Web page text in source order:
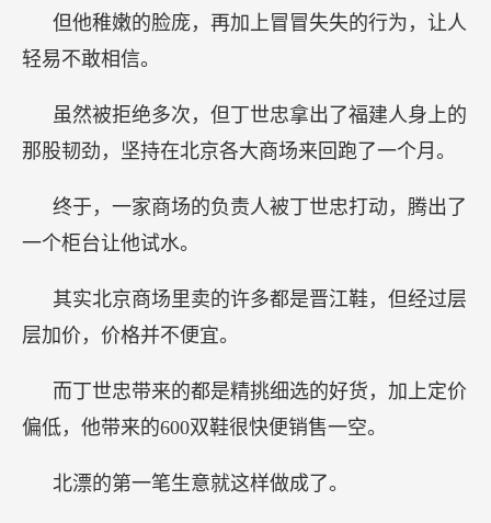
但他稚嫩的脸庞，再加上冒冒失失的行为，让人
轻易不敢相信。
虽然被拒绝多次，但丁世忠拿出了福建人身上的
那股韧劲，坚持在北京各大商场来回跑了一个月。
终于，一家商场的负责人被丁世忠打动，腾出了
一个柜台让他试水。
其实北京商场里卖的许多都是晋江鞋，但经过层
层加价，价格并不便宜。
而丁世忠带来的都是精挑细选的好货，加上定价
偏低，他带来的600双鞋很快便销售一空。
北漂的第一笔生意就这样做成了。